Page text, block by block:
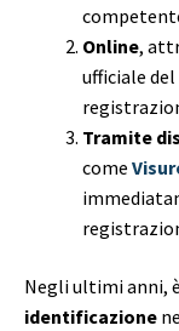
Online,
ufficiale
Tramite
come
Negli ultimi anni,
identificazione